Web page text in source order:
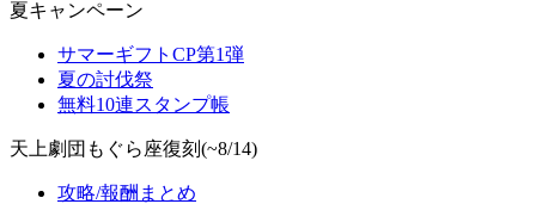
夏キャンペーン
サマーギフトCP第1弾
夏の討伐祭
無料10連スタンプ帳
天上劇団もぐら座復刻(~8/14)
攻略/報酬まとめ